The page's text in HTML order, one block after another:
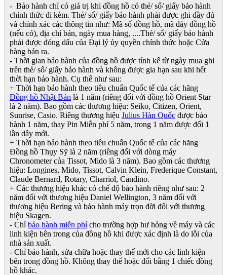
- Bảo hành chỉ có giá trị khi đồng hồ có thẻ/ sổ/ giấy bảo hành
chính thức đi kèm. Thẻ/ sổ/ giấy bảo hành phải được ghi đầy đủ
và chính xác các thông tin như: Mã số đồng hồ, mã đáy đồng hồ
(nếu có), địa chỉ bán, ngày mua hàng, ....Thẻ/ sổ/ giấy bảo hành
phải được đóng dấu của Đại lý ủy quyền chính thức hoặc Cửa
hàng bán ra.
- Thời gian bảo hành của đồng hồ được tính kể từ ngày mua ghi
trên thẻ/ sổ/ giấy bảo hành và không được gia hạn sau khi hết
thời hạn bảo hành. Cụ thể như sau:
+ Thời hạn bảo hành theo tiêu chuẩn Quốc tế của các hãng
Đồng hồ Nhật Bản là 1 năm (riêng đối với đồng hồ Orient Star
là 2 năm). Bao gồm các thương hiệu: Seiko, Citizen, Orient,
Sunrise, Casio. Riêng thương hiệu Julius Hàn Quốc được bảo
hành 1 năm, thay Pin Miễn phí 5 năm, trong 1 năm được đổi 1
lần dây mới.
+ Thời hạn bảo hành theo tiêu chuẩn Quốc tế của các hãng
Đồng hồ Thụy Sỹ là 2 năm (riêng đối với dòng máy
Chronometer của Tissot, Mido là 3 năm). Bao gồm các thương
hiệu: Longines, Mido, Tissot, Calvin Klein, Frederique Constant,
Claude Bernard, Rotary, Charriol, Candino.
+ Các thương hiệu khác có chế độ bảo hành riêng như sau: 2
năm đối với thương hiệu Daniel Wellington, 3 năm đối với
thương hiệu Bering và bảo hành máy trọn đời đối với thương
hiệu Skagen.
- Chỉ bảo hành miễn phícho trường hợp hư hỏng về máy và các
linh kiện bên trong của đồng hồ khi được xác định là do lỗi của
nhà sản xuất.
- Chỉ bảo hành, sửa chữa hoặc thay thế mới cho các linh kiện
bên trong đồng hồ. Không thay thế hoặc đổi bằng 1 chiếc đồng
hồ khác.